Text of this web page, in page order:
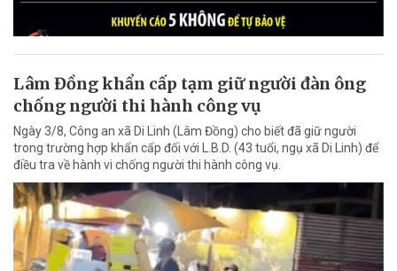
Lâm Đồng khẩn cấp tạm giữ người đàn ông
chống người thi hành công vụ
Ngày 3/8, Công an xã Di Linh (Lâm Đồng) cho biết đã giữ người
trong trường hợp khẩn cấp đối với L.B.D. (43 tuổi, ngụ xã Di Linh) để
điều tra về hành vi chống người thi hành công vụ.